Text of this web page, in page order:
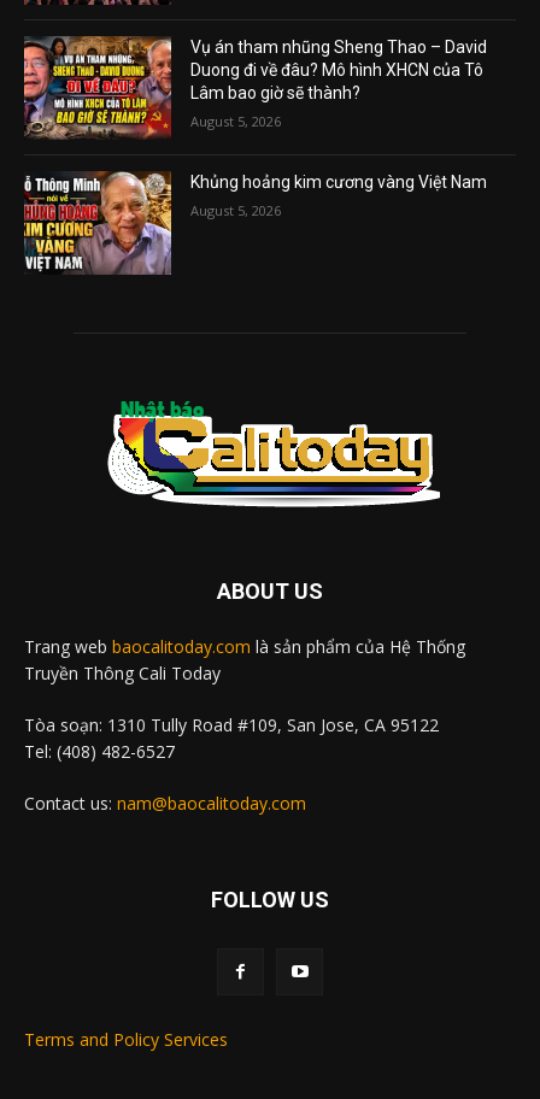
Vụ án tham nhũng Sheng Thao – David
Duong đi về đâu? Mô hình XHCN của Tô
Lâm bao giờ sẽ thành?
August 5, 2026
Khủng hoảng kim cương vàng Việt Nam
August 5, 2026
ABOUT US
Trang web baocalitoday.com là sản phẩm của Hệ Thống
Truyền Thông Cali Today
Tòa soạn: 1310 Tully Road #109, San Jose, CA 95122
Tel: (408) 482-6527
Contact us: nam@baocalitoday.com
FOLLOW US
Terms and Policy Services